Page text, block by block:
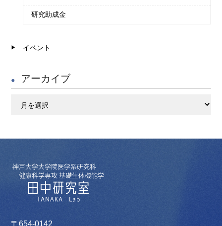
研究助成金
イベント
アーカイブ
〒654-0142